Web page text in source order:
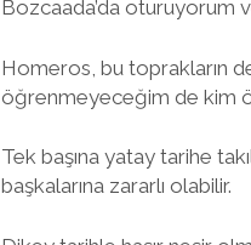
Bozcaada’da oturuyorum
Homeros, bu toprakların
öğrenmeyeceğim de kim
Tek başına yatay tarihe
başkalarına zararlı olabilir.